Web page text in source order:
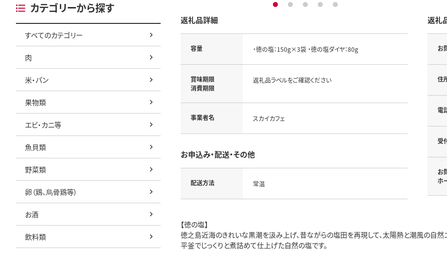
カテゴリーから探す
すべてのカテゴリー
肉
米・パン
果物類
エビ・カニ等
魚貝類
野菜類
卵（鶏、烏骨鶏等）
お酒
飲料類
1 2 3 4 5
返礼品詳細
容量 ・徳の塩：150g×3袋 ・徳の塩ダイヤ：80g
賞味期限
消費期限
返礼品ラベルをご確認ください
事業者名 スカイカフェ
お申込み・配送・その他
配送方法 常温
返礼
お
住
電
受
お
ホ
【徳の塩】
徳之島近海のきれいな黒潮を汲み上げ、昔ながらの塩田を再現して、太陽熱と潮風の自然
平釜でじっくりと煮詰めて仕上げた自然の塩です。